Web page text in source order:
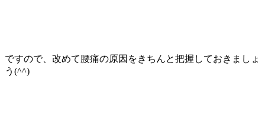
ですので、改めて腰痛の原因をきちんと把握しておきましょ
う (^^)